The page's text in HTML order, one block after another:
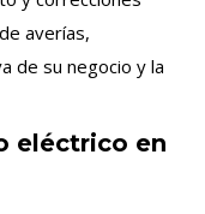
averías,
de su negocio y la
eléctrico en